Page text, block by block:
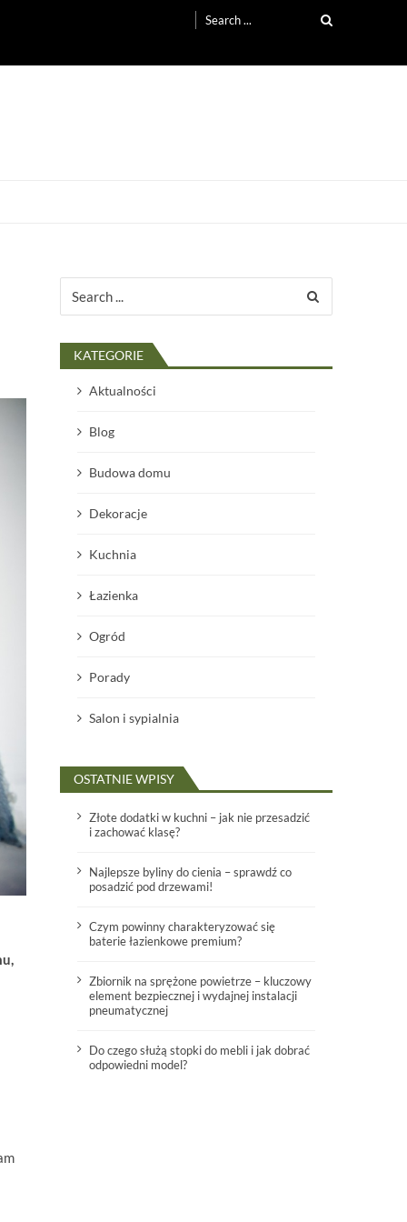
for:
for:
KATEGORIE
Aktualności
Blog
Budowa domu
Dekoracje
Kuchnia
Łazienka
Ogród
Porady
Salon i sypialnia
OSTATNIE WPISY
Złote dodatki w kuchni – jak nie przesadzić
i zachować klasę?
Najlepsze byliny do cienia – sprawdź co
posadzić pod drzewami!
Czym powinny charakteryzować się
baterie łazienkowe premium?
Zbiornik na sprężone powietrze – kluczowy
element bezpiecznej i wydajnej instalacji
pneumatycznej
Do czego służą stopki do mebli i jak dobrać
odpowiedni model?